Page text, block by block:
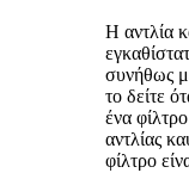
Η αντλία
συνήθως
το δείτε
ένα
αντλίας
φίλτρο